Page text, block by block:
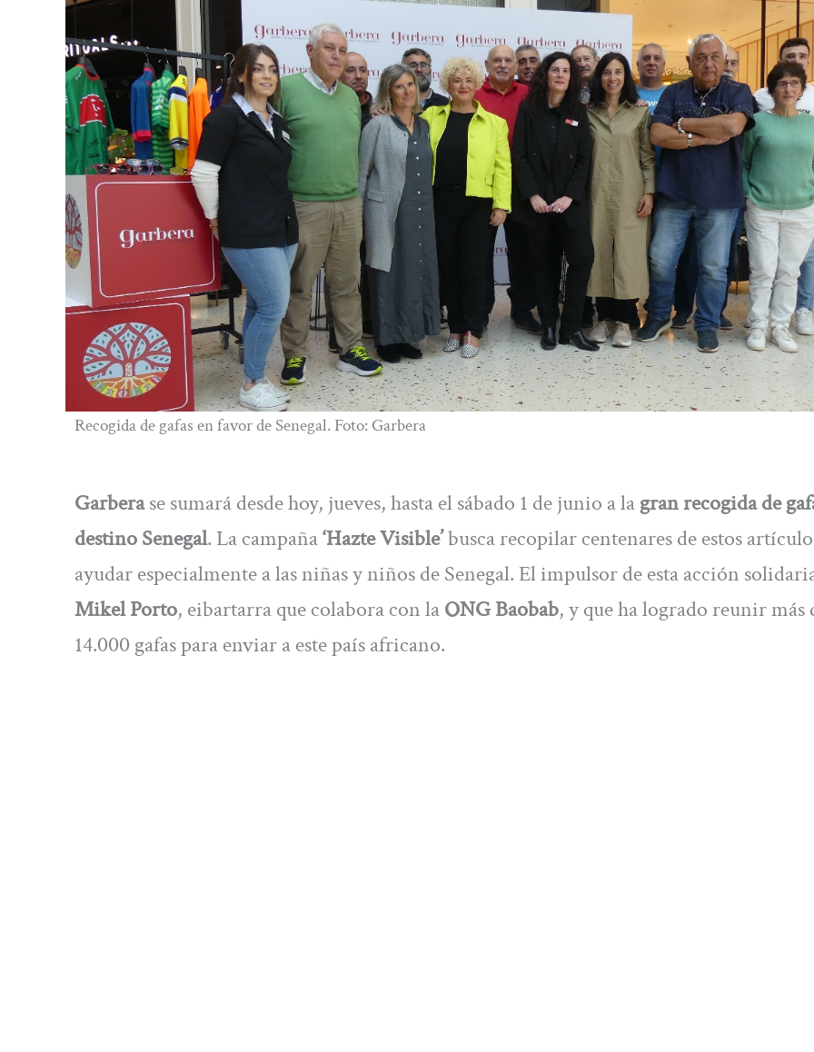
Recogida de gafas en favor de Senegal. Foto: Garbera
Garberase sumará desde hoy, jueves, hasta el sábado 1 de junio a lagran recogida de
destino Senegal. La campaña‘Hazte Visible’busca recopilar centenares de estos
ayudar especialmente a las niñas y niños de Senegal. El impulsor de esta acción
Mikel Porto, eibartarra que colabora con laONG Baobab, y que ha logrado reunir más
14.000 gafas para enviar a este país africano.